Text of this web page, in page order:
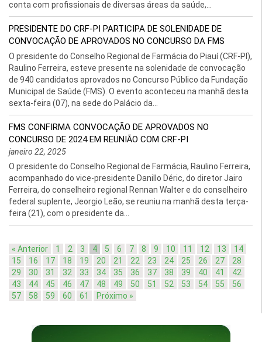
conta com profissionais de diversas áreas da saúde,...
PRESIDENTE DO CRF-PI PARTICIPA DE SOLENIDADE DE
CONVOCAÇÃO DE APROVADOS NO CONCURSO DA FMS
O presidente do Conselho Regional de Farmácia do Piauí (CRF-PI),
Raulino Ferreira, esteve presente na solenidade de convocação
de 940 candidatos aprovados no Concurso Público da Fundação
Municipal de Saúde (FMS). O evento aconteceu na manhã desta
sexta-feira (07), na sede do Palácio da...
FMS CONFIRMA CONVOCAÇÃO DE APROVADOS NO
CONCURSO DE 2024 EM REUNIÃO COM CRF-PI
janeiro 22, 2025
O presidente do Conselho Regional de Farmácia, Raulino Ferreira,
acompanhado do vice-presidente Danillo Déric, do diretor Jairo
Ferreira, do conselheiro regional Rennan Walter e do conselheiro
federal suplente, Jeorgio Leão, se reuniu na manhã desta terça-
feira (21), com o presidente da...
« Anterior 1 2 3 4 5 6 7 8 9 10 11 12 13
14
15
16 17 18 19 20 21 22 23 24 25 26 27
28
29
30 31 32 33 34 35 36 37 38 39 40 41
42
43
44 45 46 47 48 49 50 51 52 53 54 55
56
57
58 59 60 61 Próximo »